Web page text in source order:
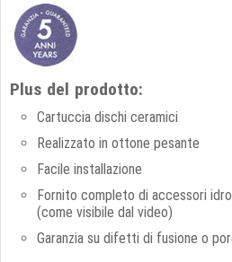
Plus del prodotto:
Cartuccia dischi ceramici
Realizzato in ottone pesante
Facile installazione
Fornito completo di accessori
(come visibile dal video)
Garanzia su difetti di fusione o